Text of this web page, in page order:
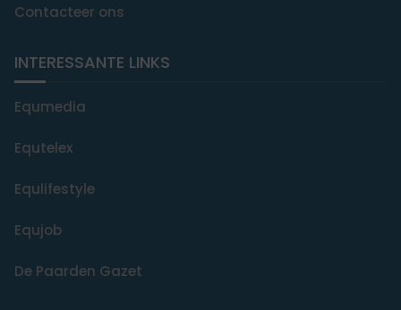
Contacteer ons
INTERESSANTE LINKS
Equmedia
Equtelex
Equlifestyle
Equjob
De Paarden Gazet